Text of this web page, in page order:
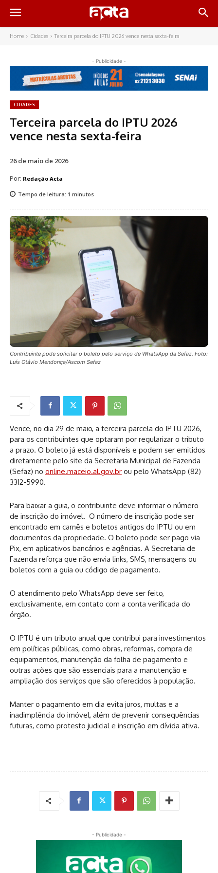
Home Cidades Terceira parcela do IPTU 2026 vence nesta sexta-feira
- Publicidade -
CIDADES
Terceira parcela do IPTU 2026
vence nesta sexta-feira
26 de maio de 2026
Por: Redação Acta
Tempo de leitura: 1 minutos
Contribuinte pode solicitar o boleto pelo serviço de WhatsApp da Sefaz. Foto:
Luís Otávio Mendonça/Ascom Sefaz
Vence, no dia 29 de maio, a terceira parcela do IPTU 2026,
para os contribuintes que optaram por regularizar o tributo
a prazo. O boleto já está disponíveis e podem ser emitidos
diretamente pelo site da Secretaria Municipal de Fazenda
(Sefaz) no online.maceio.al.gov.br ou pelo WhatsApp (82)
3312-5990.
Para baixar a guia, o contribuinte deve informar o número
de inscrição do imóvel. O número de inscrição pode ser
encontrado em carnês e boletos antigos do IPTU ou em
documentos da propriedade. O boleto pode ser pago via
Pix, em aplicativos bancários e agências. A Secretaria de
Fazenda reforça que não envia links, SMS, mensagens ou
boletos com a guia ou código de pagamento.
O atendimento pelo WhatsApp deve ser feito,
exclusivamente, em contato com a conta verificada do
órgão.
O IPTU é um tributo anual que contribui para investimentos
em políticas públicas, como obras, reformas, compra de
equipamentos, manutenção da folha de pagamento e
outras ações que são essenciais para a manutenção e
ampliação dos serviços que são oferecidos à população.
Manter o pagamento em dia evita juros, multas e a
inadimplência do imóvel, além de prevenir consequências
futuras, como protesto judicial e inscrição em dívida ativa.
- Publicidade -